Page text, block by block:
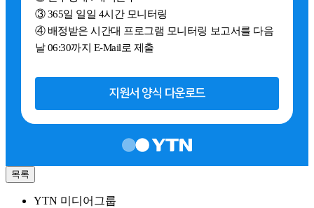
③ 365일 일일 4시간 모니터링
④ 배정받은 시간대 프로그램 모니터링 보고서를 다음
날 06:30까지 E-Mail로 제출
지원서 양식 다운로드
목록
YTN 미디어그룹